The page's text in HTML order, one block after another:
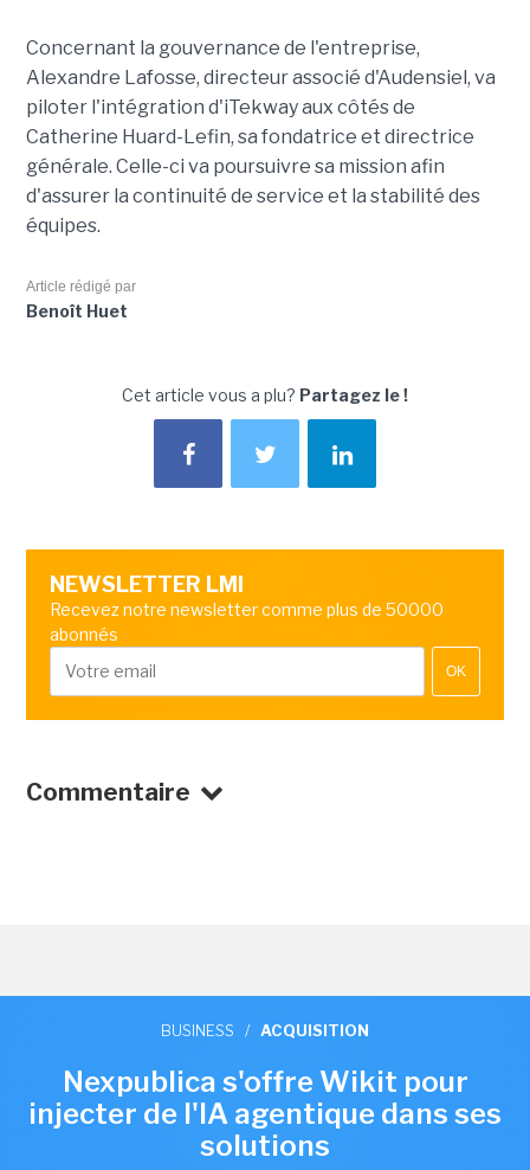
Concernant la gouvernance de l'entreprise,
Alexandre Lafosse, directeur associé d'Audensiel, va
piloter l'intégration d'iTekway aux côtés de
Catherine Huard-Lefin, sa fondatrice et directrice
générale. Celle-ci va poursuivre sa mission afin
d'assurer la continuité de service et la stabilité des
équipes.
Article rédigé par
Benoît Huet
Cet article vous a plu? Partagez le !
NEWSLETTER LMI
Recevez notre newsletter comme plus de 50000
abonnés
OK
Commentaire
BUSINESS / ACQUISITION
Nexpublica s'offre Wikit pour
injecter de l'IA agentique dans ses
solutions